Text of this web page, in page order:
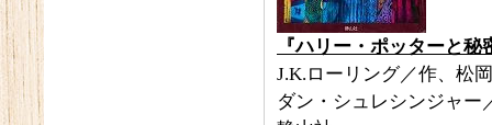
『ハリー・ポッターと秘
J.K.ローリング／作、松
ダン・シュレシンジャー